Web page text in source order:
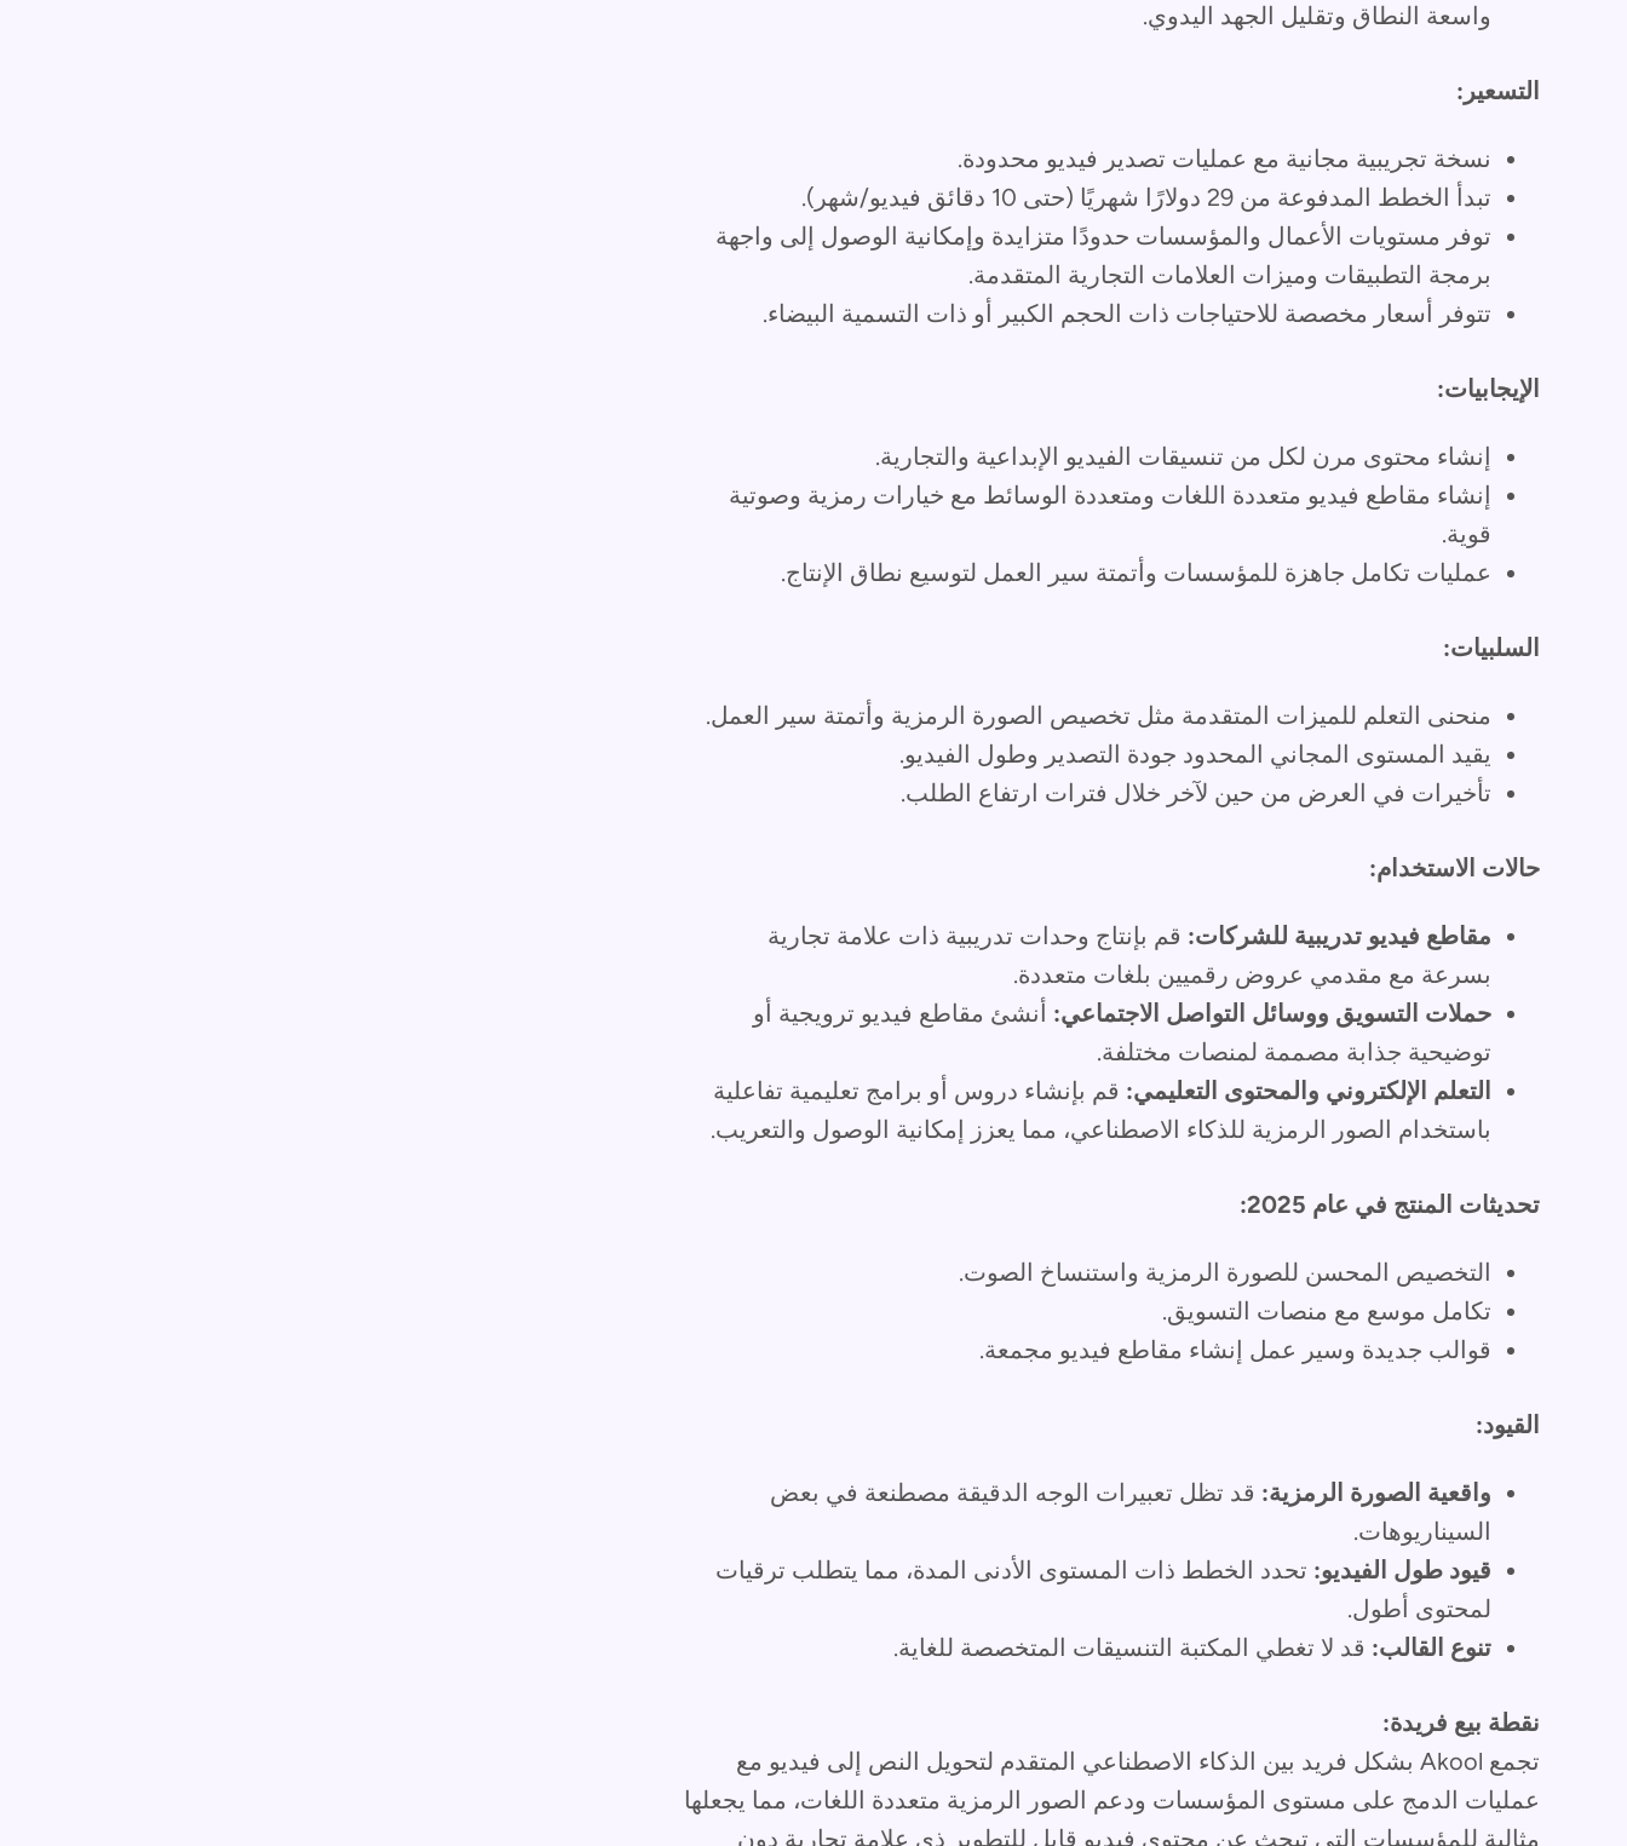
واسعة النطاق وتقليل الجهد اليدوي.
التسعير:
نسخة تجريبية مجانية مع عمليات تصدير فيديو محدودة.
تبدأ الخطط المدفوعة من 29 دولارًا شهريًا (حتى 10 دقائق فيديو/شهر).
توفر مستويات الأعمال والمؤسسات حدودًا متزايدة وإمكانية الوصول إلى واجهة
برمجة التطبيقات وميزات العلامات التجارية المتقدمة.
تتوفر أسعار مخصصة للاحتياجات ذات الحجم الكبير أو ذات التسمية البيضاء.
الإيجابيات:
إنشاء محتوى مرن لكل من تنسيقات الفيديو الإبداعية والتجارية.
إنشاء مقاطع فيديو متعددة اللغات ومتعددة الوسائط مع خيارات رمزية وصوتية
قوية.
عمليات تكامل جاهزة للمؤسسات وأتمتة سير العمل لتوسيع نطاق الإنتاج.
السلبيات:
منحنى التعلم للميزات المتقدمة مثل تخصيص الصورة الرمزية وأتمتة سير العمل.
يقيد المستوى المجاني المحدود جودة التصدير وطول الفيديو.
تأخيرات في العرض من حين لآخر خلال فترات ارتفاع الطلب.
حالات الاستخدام:
مقاطع فيديو تدريبية للشركات: قم بإنتاج وحدات تدريبية ذات علامة تجارية
بسرعة مع مقدمي عروض رقميين بلغات متعددة.
حملات التسويق ووسائل التواصل الاجتماعي: أنشئ مقاطع فيديو ترويجية أو
توضيحية جذابة مصممة لمنصات مختلفة.
التعلم الإلكتروني والمحتوى التعليمي: قم بإنشاء دروس أو برامج تعليمية تفاعلية
باستخدام الصور الرمزية للذكاء الاصطناعي، مما يعزز إمكانية الوصول والتعريب.
تحديثات المنتج في عام 2025:
التخصيص المحسن للصورة الرمزية واستنساخ الصوت.
تكامل موسع مع منصات التسويق.
قوالب جديدة وسير عمل إنشاء مقاطع فيديو مجمعة.
القيود:
واقعية الصورة الرمزية: قد تظل تعبيرات الوجه الدقيقة مصطنعة في بعض
السيناريوهات.
قيود طول الفيديو: تحدد الخطط ذات المستوى الأدنى المدة، مما يتطلب ترقيات
لمحتوى أطول.
تنوع القالب: قد لا تغطي المكتبة التنسيقات المتخصصة للغاية.
نقطة بيع فريدة:
تجمع Akool بشكل فريد بين الذكاء الاصطناعي المتقدم لتحويل النص إلى فيديو مع
عمليات الدمج على مستوى المؤسسات ودعم الصور الرمزية متعددة اللغات، مما يجعلها
مثالية للمؤسسات التي تبحث عن محتوى فيديو قابل للتطوير ذي علامة تجارية دون